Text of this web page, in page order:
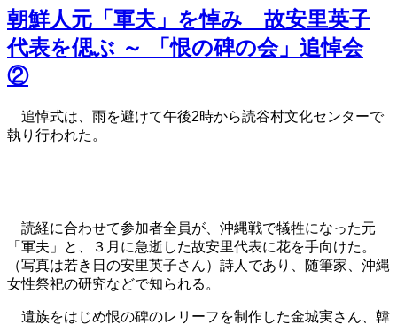
朝鮮人元「軍夫」を悼み 故安里英子
代表を偲ぶ ～ 「恨の碑の会」追悼会
②
追悼式は、雨を避けて午後2時から読谷村文化センターで
執り行われた。
読経に合わせて参加者全員が、沖縄戦で犠牲になった元
「軍夫」と、３月に急逝した故安里代表に花を手向けた。
（写真は若き日の安里英子さん）詩人であり、随筆家、沖縄
女性祭祀の研究などで知られる。
遺族をはじめ恨の碑のレリーフを制作した金城実さん、韓